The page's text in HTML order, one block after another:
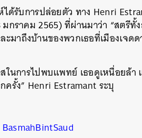
ด้รับการปล่อยตัว ทาง Henri
กราคม 2565) ที่ผ่านมาว่า “สตรี
มาถึงบ้านของพวกเธอที่เมืองเจ
ในการไปพบแพทย์ เธอดูเหนื่อยล้
รั้ง” Henri Estramant ระบุ
BasmahBintSaud